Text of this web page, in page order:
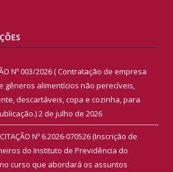
Nº 003/2026 ( Contratação de empresa
gêneros alimentícios não perecíveis,
descartáveis, copa e cozinha, para
2 de julho de 2026
Nº 6.2026-070526 (Inscrição de
do Instituto de Previdência do
curso que abordará os assuntos